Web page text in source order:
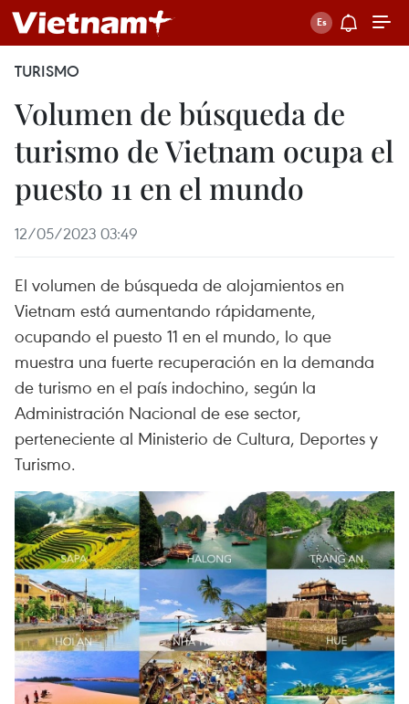
TURISMO
Volumen de búsqueda de
turismo de Vietnam ocupa el
puesto 11 en el mundo
12/05/2023 03:49
El volumen de búsqueda de alojamientos en
Vietnam está aumentando rápidamente,
ocupando el puesto 11 en el mundo, lo que
muestra una fuerte recuperación en la demanda
de turismo en el país indochino, según la
Administración Nacional de ese sector,
perteneciente al Ministerio de Cultura, Deportes y
Turismo.